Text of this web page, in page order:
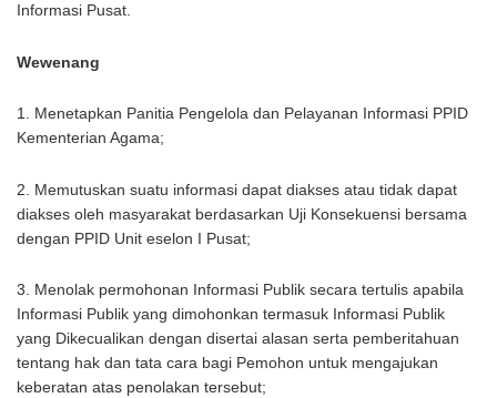
Informasi Pusat.
Wewenang
1. Menetapkan Panitia Pengelola dan Pelayanan Informasi PPID
Kementerian Agama;
2. Memutuskan suatu informasi dapat diakses atau tidak dapat
diakses oleh masyarakat berdasarkan Uji Konsekuensi bersama
dengan PPID Unit eselon I Pusat;
3. Menolak permohonan Informasi Publik secara tertulis apabila
Informasi Publik yang dimohonkan termasuk Informasi Publik
yang Dikecualikan dengan disertai alasan serta pemberitahuan
tentang hak dan tata cara bagi Pemohon untuk mengajukan
keberatan atas penolakan tersebut;